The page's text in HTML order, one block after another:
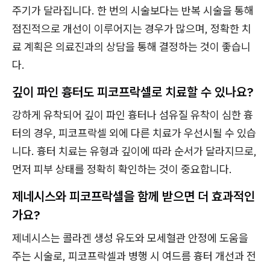
주기가 달라집니다. 한 번의 시술보다는 반복 시술을 통해
점진적으로 개선이 이루어지는 경우가 많으며, 정확한 치
료 계획은 의료진과의 상담을 통해 결정하는 것이 좋습니
다.
깊이 파인 흉터도 피코프락셀로 치료할 수 있나요?
강하게 유착되어 깊이 파인 흉터나 섬유질 유착이 심한 흉
터의 경우, 피코프락셀 외에 다른 치료가 우선시될 수 있습
니다. 흉터 치료는 유형과 깊이에 따라 순서가 달라지므로,
먼저 피부 상태를 정확히 확인하는 것이 중요합니다.
제네시스와 피코프락셀을 함께 받으면 더 효과적인
가요?
제네시스는 콜라겐 생성 유도와 모세혈관 안정에 도움을
주는 시술로, 피코프락셀과 병행 시 여드름 흉터 개선과 전